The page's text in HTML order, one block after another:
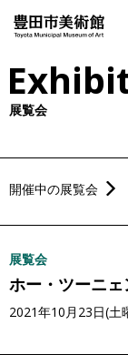
本
文
に
ス
キ
プ
展覧会
開催中の展覧会
展覧会
ホー・ツーニ
2021年10月23日(土